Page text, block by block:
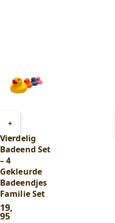
+
aan
winkelwagen
Vierdelig
Badeend Set
– 4
Gekleurde
Badeendjes
Familie Set
19,
95